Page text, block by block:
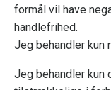
formål vil have
handlefrihed.
Jeg behandler kun
Jeg behandler kun